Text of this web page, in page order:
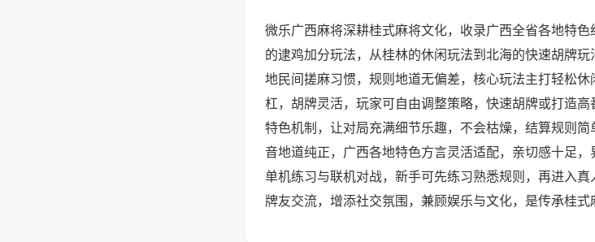
微乐广西麻将深耕桂式麻将文化，收录广西全省各地特
的逮鸡加分玩法，从桂林的休闲玩法到北海的快速胡牌
地民间搓麻习惯，规则地道无偏差，核心玩法主打轻松
杠，胡牌灵活，玩家可自由调整策略，快速胡牌或打造
特色机制，让对局充满细节乐趣，不会枯燥，结算规则
音地道纯正，广西各地特色方言灵活适配，亲切感十足
单机练习与联机对战，新手可先练习熟悉规则，再进入
牌友交流，增添社交氛围，兼顾娱乐与文化，是传承桂式